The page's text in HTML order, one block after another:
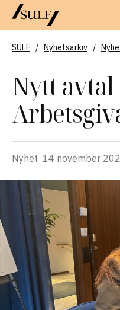
SULF / Nyhetsarkiv /
Nytt avtal
Nyhet 14 november